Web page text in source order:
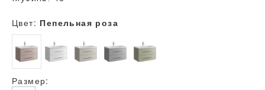
Цвет: Пепельная роза
Размер: